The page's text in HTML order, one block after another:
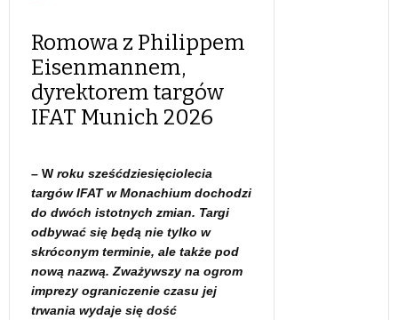
Romowa z Philippem
Eisenmannem,
dyrektorem targów
IFAT Munich 2026
– W roku sześćdziesięciolecia
targów IFAT w Monachium dochodzi
do dwóch istotnych zmian. Targi
odbywać się będą nie tylko w
skróconym terminie, ale także pod
nową nazwą. Zważywszy na ogrom
imprezy ograniczenie czasu jej
trwania wydaje się dość